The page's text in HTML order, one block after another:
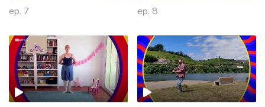
ep. 7 ep. 8
480385